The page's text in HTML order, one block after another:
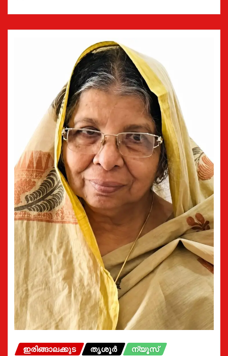
ഇരിങ്ങാലക്കുട തൃശൂർ ന്യൂസ്